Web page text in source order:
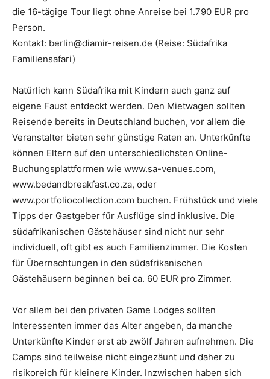
die 16-tägige Tour liegt ohne Anreise bei 1.790 EUR pro
Person.
Kontakt: berlin@diamir-reisen.de (Reise: Südafrika
Familiensafari)
Natürlich kann Südafrika mit Kindern auch ganz auf
eigene Faust entdeckt werden. Den Mietwagen sollten
Reisende bereits in Deutschland buchen, vor allem die
Veranstalter bieten sehr günstige Raten an. Unterkünfte
können Eltern auf den unterschiedlichsten Online-
Buchungsplattformen wie www.sa-venues.com,
www.bedandbreakfast.co.za, oder
www.portfoliocollection.com buchen. Frühstück und viele
Tipps der Gastgeber für Ausflüge sind inklusive. Die
südafrikanischen Gästehäuser sind nicht nur sehr
individuell, oft gibt es auch Familienzimmer. Die Kosten
für Übernachtungen in den südafrikanischen
Gästehäusern beginnen bei ca. 60 EUR pro Zimmer.
Vor allem bei den privaten Game Lodges sollten
Interessenten immer das Alter angeben, da manche
Unterkünfte Kinder erst ab zwölf Jahren aufnehmen. Die
Camps sind teilweise nicht eingezäunt und daher zu
risikoreich für kleinere Kinder. Inzwischen haben sich